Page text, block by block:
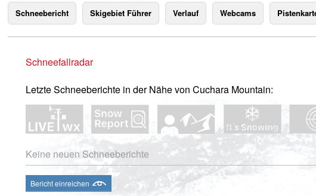
Schneebericht Skigebiet Führer Verlauf Webcams
Schneefallradar
Letzte Schneeberichte in der Nähe von Cuchara Mountain:
Keine neuen Schneeberichte
Bericht einreichen